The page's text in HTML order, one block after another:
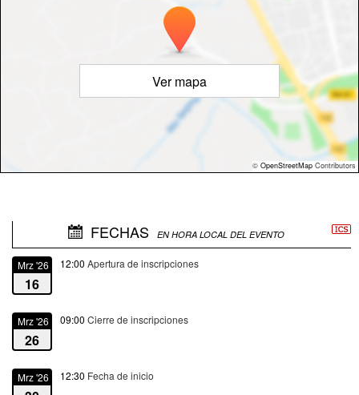
Ver mapa
© OpenStreetMap Contributors
FECHAS EN HORA LOCAL DEL EVENTO
Mrz '26
16
12:00 Apertura de inscripciones
Mrz '26
26
09:00 Cierre de inscripciones
Mrz '26 12:30 Fecha de inicio